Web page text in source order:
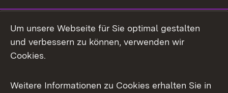
Facebook
X / Twitter
Um unsere Webseite für Sie optimal gestalten
und verbessern zu können, verwenden wir
Cookies.
Weitere Informationen zu Cookies erhalten Sie in